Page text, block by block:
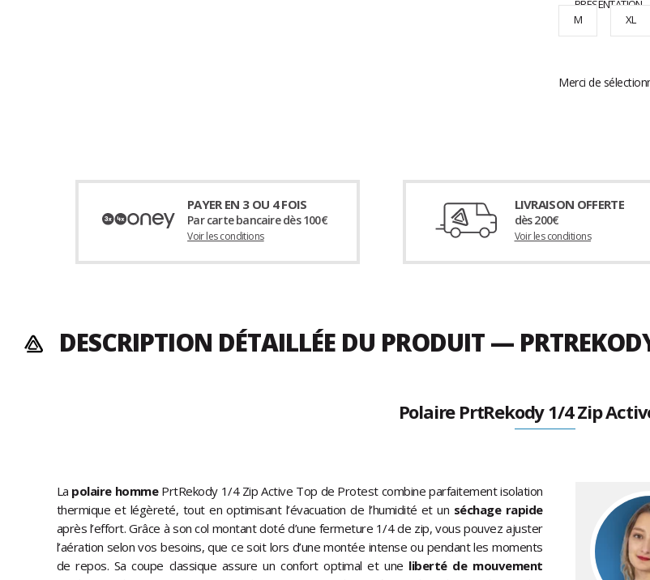
M XL
Merci de
PAYER EN 3 OU 4 FOIS
Par carte bancaire dès 100€
Voir les conditions
LIVRAISON OFFERTE
dès 200€
Voir les conditions
DESCRIPTION DÉTAILLÉE DU PRODUIT —
Polaire PrtRekody 1/4 Zip
La polaire hommePrtRekody 1/4 Zip Active Top de Protest combine parfaitement isolation
thermique et légèreté, tout en optimisant l’évacuation de l’humidité et un séchage rapide
après l’effort. Grâce à son col montant doté d’une fermeture 1/4 de zip, vous pouvez ajuster
l’aération selon vos besoins, que ce soit lors d’une montée intense ou pendant les moments
de repos. Sa coupe classique assure un confort optimal et une liberté de mouvement